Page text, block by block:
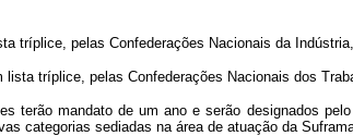
pelas Confederações Nacionais da
tríplice, pelas Confederações Nacionais dos
mandato de um ano e serão designados pelo
categorias sediadas na área de atuação da